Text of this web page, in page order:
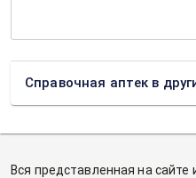
Справочная аптек в
Вся представленная на